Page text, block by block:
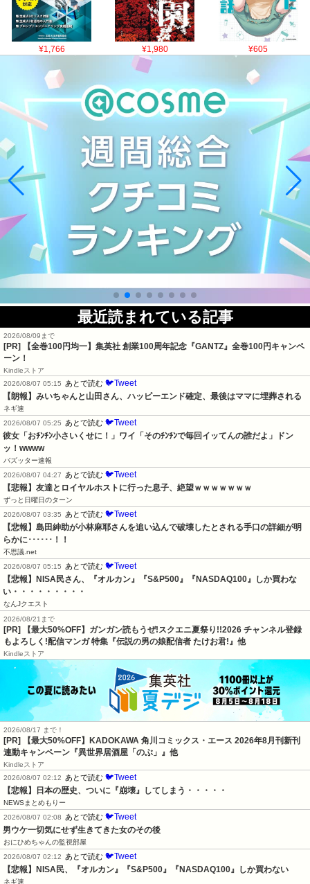
¥1,766 ¥1,980 ¥605
最近読まれている記事
2026/08/09まで
[PR]
【全巻100円均一】集英社 創業100周年記念『GANTZ』全巻100円キャンペ
ーン！
Kindleストア
2026/08/07 05:15
あとで読む 🐦Tweet
【朗報】みいちゃんと山田さん、ハッピーエンド確定、最後はママに埋葬される
ネギ速
2026/08/07 05:25
あとで読む 🐦Tweet
彼女「おﾁﾝﾁﾝ小さいくせに！」ワイ「そのﾁﾝﾁﾝで毎回イッてんの誰だよ」ドン
ッ！wwww
バズッター速報
2026/08/07 04:27
あとで読む 🐦Tweet
【悲報】友達とロイヤルホストに行った息子、絶望ｗｗｗｗｗｗｗ
ずっと日曜日のターン
2026/08/07 03:35
あとで読む 🐦Tweet
【悲報】島田紳助が小林麻耶さんを追い込んで破壊したとされる手口の詳細が明
らかに･･････！！
不思議.net
2026/08/07 05:15
あとで読む 🐦Tweet
【悲報】NISA民さん、『オルカン』『S&P500』『NASDAQ100』しか買わな
い・・・・・・・・・
なんJクエスト
2026/08/21まで
[PR] 【最大50%OFF】ガンガン読もうぜ!スクエニ夏祭り!!2026 チャンネル登録
もよろしく!配信マンガ 特集『伝説の男の娘配信者 たけお君!』他
Kindleストア
2026/08/17 まで！
[PR] 【最大50%OFF】KADOKAWA 角川コミックス・エース 2026年8月刊新刊
連動キャンペーン『異世界居酒屋「のぶ」』他
Kindleストア
2026/08/07 02:12
あとで読む 🐦Tweet
【悲報】日本の歴史、ついに『崩壊』してしまう・・・・・
NEWSまとめもりー
2026/08/07 02:08
あとで読む 🐦Tweet
男ウケ一切気にせず生きてきた女のその後
おにひめちゃんの監視部屋
2026/08/07 02:12
あとで読む 🐦Tweet
【悲報】NISA民、『オルカン』『S&P500』『NASDAQ100』しか買わない
ネギ速